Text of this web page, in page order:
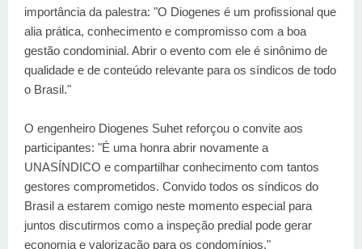
importância da palestra: "O Diogenes é um profissional que
alia prática, conhecimento e compromisso com a boa
gestão condominial. Abrir o evento com ele é sinônimo de
qualidade e de conteúdo relevante para os síndicos de todo
o Brasil."
O engenheiro Diogenes Suhet reforçou o convite aos
participantes: "É uma honra abrir novamente a
UNASÍNDICO e compartilhar conhecimento com tantos
gestores comprometidos. Convido todos os síndicos do
Brasil a estarem comigo neste momento especial para
juntos discutirmos como a inspeção predial pode gerar
economia e valorização para os condomínios."